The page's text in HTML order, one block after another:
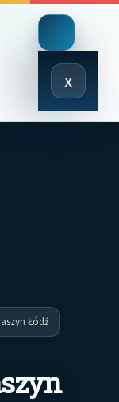
x
Close
Menu
Łódź